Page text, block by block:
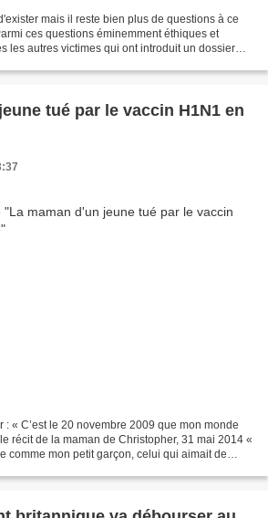
mais il reste bien plus de questions à ce
ces questions éminemment éthiques et
les autres victimes qui ont introduit un dossier
tué par le vaccin H1N1 en
: « C’est le 20 novembre 2009 que mon monde
le récit de la maman de Christopher, 31 mai 2014 «
comme mon petit garçon, celui qui aimait de